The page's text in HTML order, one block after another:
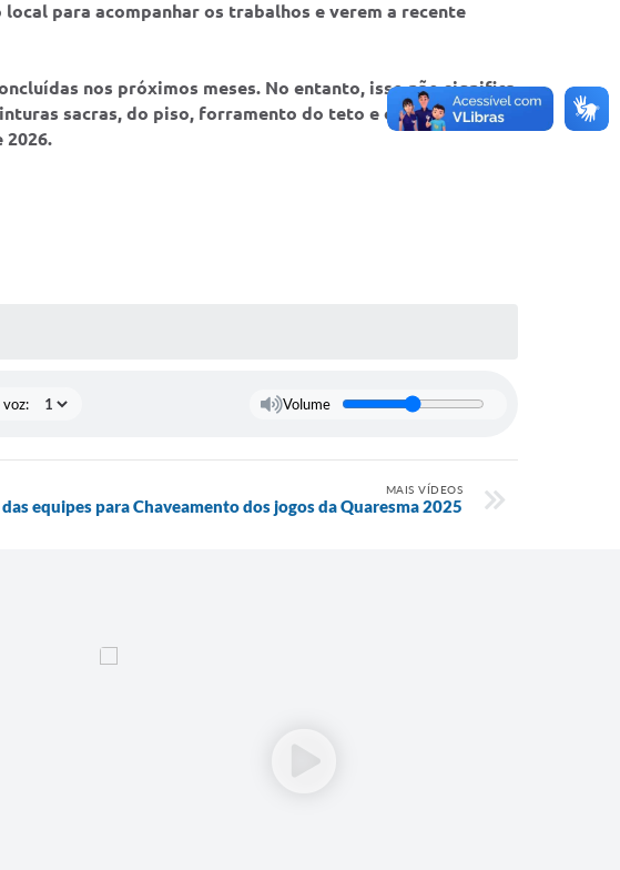
para acompanhar os trabalhos e verem a recente
nos próximos meses. No entanto, isso não significa
sacras, do piso, forramento do teto e outros, ainda
2026.
voz: Volume
MAIS VÍDEOS
equipes para Chaveamento dos jogos da Quaresma 2025